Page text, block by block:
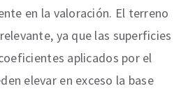
en la valoración. El terreno
ya que las superficies
aplicados por el
elevar en exceso la base